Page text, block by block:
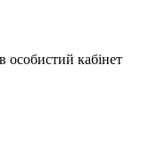
особистий кабінет